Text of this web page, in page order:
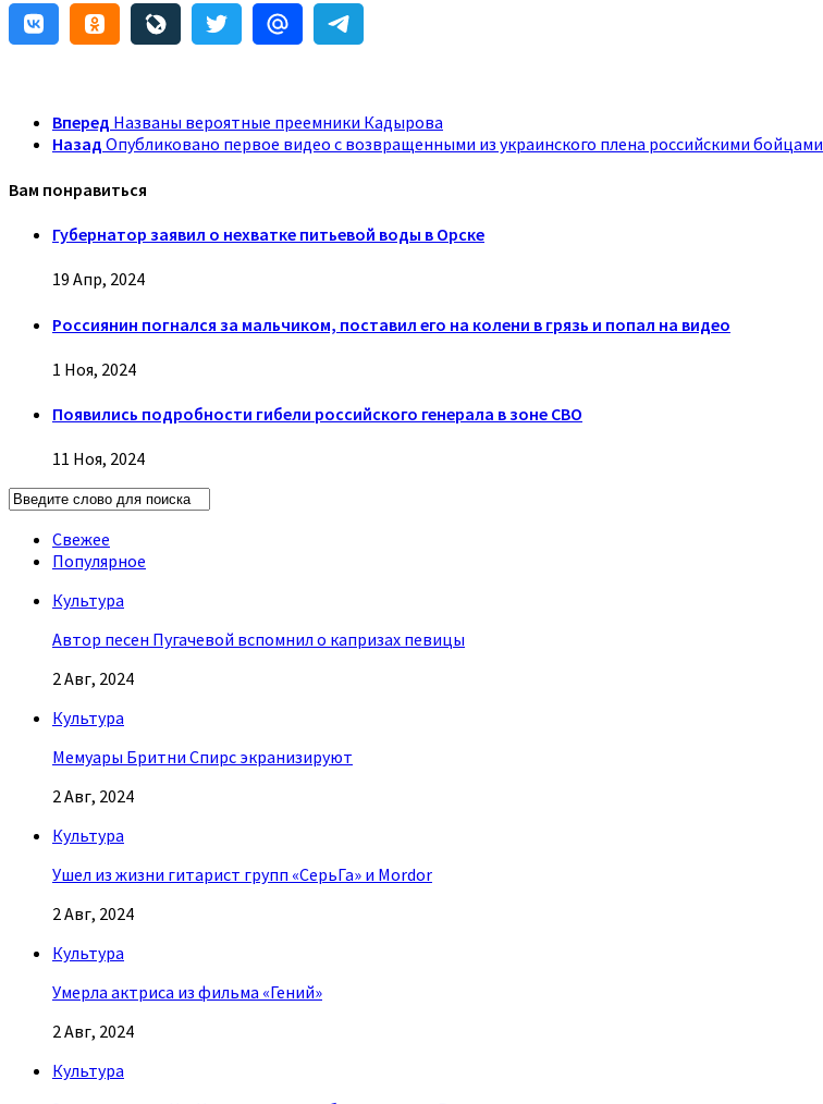
Вперед Названы вероятные преемники Кадырова
Назад Опубликовано первое видео с возвращенными из украинского плена российскими бойцами
Вам понравиться
Губернатор заявил о нехватке питьевой воды в Орске
19 Апр, 2024
Россиянин погнался за мальчиком, поставил его на колени в грязь и попал на видео
1 Ноя, 2024
Появились подробности гибели российского генерала в зоне СВО
11 Ноя, 2024
Свежее
Популярное
Культура
Автор песен Пугачевой вспомнил о капризах певицы
2 Авг, 2024
Культура
Мемуары Бритни Спирс экранизируют
2 Авг, 2024
Культура
Ушел из жизни гитарист групп «СерьГа» и Mordor
2 Авг, 2024
Культура
Умерла актриса из фильма «Гений»
2 Авг, 2024
Культура